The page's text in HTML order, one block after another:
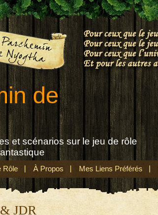
de
et scénarios sur le jeu de rôle
Rôle À Propos Mes Liens Préférés
JDR